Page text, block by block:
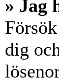
» Jag
dig